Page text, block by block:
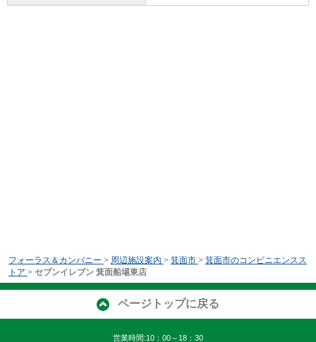
フォーラス＆カンパニー > 周辺施設案内 > 箕面市 > 箕面市のコンビニエンスス
トア > セブンイレブン 箕面船場東店
ページトップに戻る
営業時間:10：00～18：30